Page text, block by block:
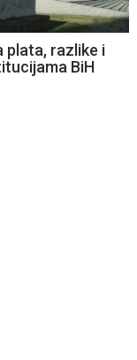
plata, razlike i
BiH